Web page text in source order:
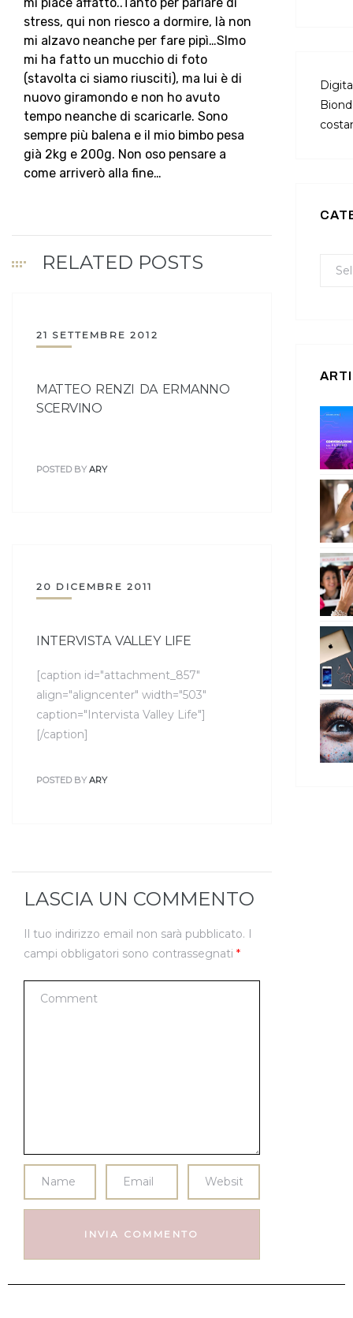
mi piace affatto..Tanto per parlare di
stress, qui non riesco a dormire, là non
mi alzavo neanche per fare pipì…SImo
mi ha fatto un mucchio di foto
(stavolta ci siamo riusciti), ma lui è di
nuovo giramondo e non ho avuto
tempo neanche di scaricarle. Sono
sempre più balena e il mio bimbo pesa
già 2kg e 200g. Non oso pensare a
come arriverò alla fine…
RELATED POSTS
21 SETTEMBRE 2012
MATTEO RENZI DA ERMANNO
SCERVINO
POSTED BY ARY
20 DICEMBRE 2011
INTERVISTA VALLEY LIFE
[caption id="attachment_857"
align="aligncenter" width="503"
caption="Intervista Valley Life"]
[/caption]
POSTED BY ARY
LASCIA UN COMMENTO
Il tuo indirizzo email non sarà pubblicato. I
campi obbligatori sono contrassegnati *